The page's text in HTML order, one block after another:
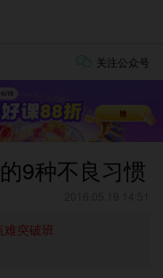
关注公众号
9种不良习惯
突破班